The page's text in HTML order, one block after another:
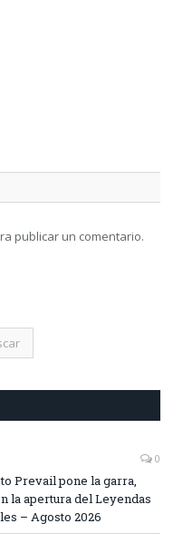
publicar un comentario.
0
Prevail pone la garra,
la apertura del Leyendas
– Agosto 2026